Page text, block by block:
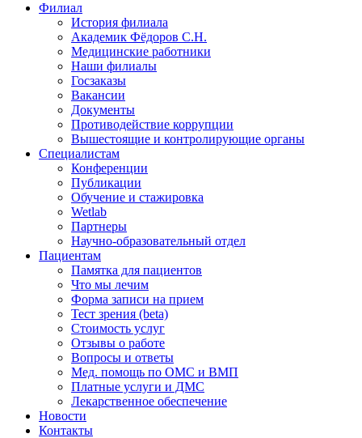
Филиал
История филиала
Академик Фёдоров С.Н.
Медицинские работники
Наши филиалы
Госзаказы
Вакансии
Документы
Противодействие коррупции
Вышестоящие и контролирующие органы
Специалистам
Конференции
Публикации
Обучение и стажировка
Wetlab
Партнеры
Научно-образовательный отдел
Пациентам
Памятка для пациентов
Что мы лечим
Форма записи на прием
Тест зрения (beta)
Стоимость услуг
Отзывы о работе
Вопросы и ответы
Мед. помощь по ОМС и ВМП
Платные услуги и ДМС
Лекарственное обеспечение
Новости
Контакты